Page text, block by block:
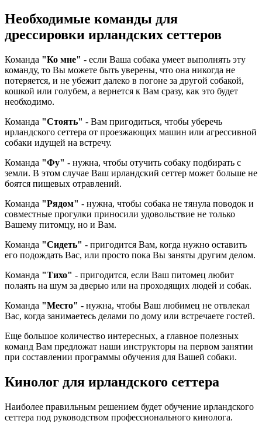
Необходимые команды для
дрессировки ирландских сеттеров
Команда "Ко мне" - если Ваша собака умеет выполнять эту
команду, то Вы можете быть уверены, что она никогда не
потеряется, и не убежит далеко в погоне за другой собакой,
кошкой или голубем, а вернется к Вам сразу, как это будет
необходимо.
Команда "Стоять" - Вам пригодиться, чтобы уберечь
ирландского сеттера от проезжающих машин или агрессивной
собаки идущей на встречу.
Команда "Фу" - нужна, чтобы отучить собаку подбирать с
земли. В этом случае Ваш ирландский сеттер может больше не
боятся пищевых отравлений.
Команда "Рядом" - нужна, чтобы собака не тянула поводок и
совместные прогулки приносили удовольствие не только
Вашему питомцу, но и Вам.
Команда "Сидеть" - пригодится Вам, когда нужно оставить
его подождать Вас, или просто пока Вы заняты другим делом.
Команда "Тихо" - пригодится, если Ваш питомец любит
полаять на шум за дверью или на проходящих людей и собак.
Команда "Место" - нужна, чтобы Ваш любимец не отвлекал
Вас, когда занимаетесь делами по дому или встречаете гостей.
Еще большое количество интересных, а главное полезных
команд Вам предложат наши инструкторы на первом занятии
при составлении программы обучения для Вашей собаки.
Кинолог для ирландского сеттера
Наиболее правильным решением будет обучение ирландского
сеттера под руководством профессионального кинолога.